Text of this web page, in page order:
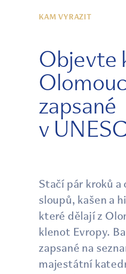
KAM VYRAZIT
Objevte
zapsané
v
Stačí pár kroků
sloupů, kašen a
které dělají z
klenot Evropy.
zapsané na
majestátní